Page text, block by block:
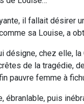
il fallait désirer
sa Louise, a
désigne, chez elle,
de la tragédie,
pauvre femme à
ébranlable, puis